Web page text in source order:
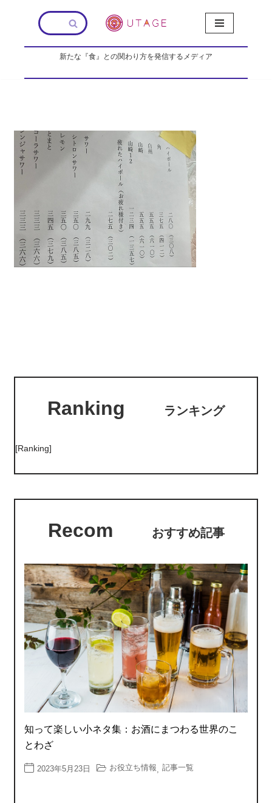
新たな『食』との関わり方を発信するメディア
Ranking ランキング
[Ranking]
Recom おすすめ記事
知って楽しい小ネタ集：お酒にまつわる世界のこ
とわざ
2023年5月23日 お役立ち情報 記事一覧